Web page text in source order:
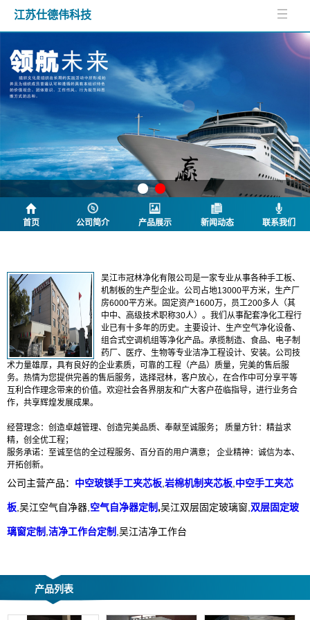
江苏仕德伟科技
首页 公司简介 产品展示 新闻动态 联系我们
吴江市冠林净化有限公司是一家专业从事各种手工板、
机制板的生产型企业。公司占地13000平方米，生产厂
房6000平方米。固定资产1600万，员工200多人（其
中中、高级技术职称30人）。我们从事配套净化工程行
业已有十多年的历史。主要设计、生产空气净化设备、
组合式空调机组等净化产品。承揽制造、食品、电子制
药厂、医疗、生物等专业洁净工程设计、安装。公司技
术力量雄厚，具有良好的企业素质，可靠的工程（产品）质量，完美的售后服
务。热情为您提供完善的售后服务，选择冠林，客户放心，在合作中可分享平等
互利合作理念带来的价值。欢迎社会各界朋友和广大客户莅临指导，进行业务合
作，共享辉煌发展成果。
经营理念：创造卓越管理、创造完美品质、奉献至诚服务； 质量方针：精益求
精，创全优工程；
服务承诺：至诚至信的全过程服务、百分百的用户满意； 企业精神：诚信为本、
开拓创新。
公司主营产品： 中空玻镁手工夹芯板 岩棉机制夹芯板 中空手工夹芯
板 ,吴江空气自净器, 空气自净器定制 ,吴江双层固定玻璃窗, 双层固定玻
璃窗定制 洁净工作台定制 ,吴江洁净工作台
产品列表